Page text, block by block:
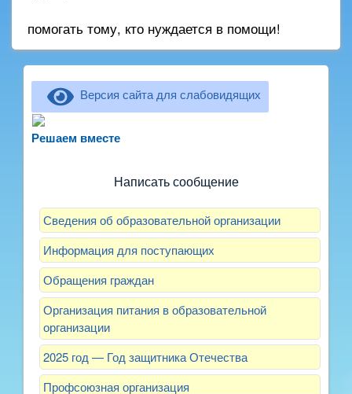
помогать тому, кто нуждается в помощи!
Версия сайта для слабовидящих
Решаем вместерассказать о воспитателях? Знаете, как
Написать сообщение
Сведения об образовательной организации
Информация для поступающих
Обращения граждан
Организация питания в образовательной
организации
2025 год — Год защитника Отечества
Профсоюзная организация